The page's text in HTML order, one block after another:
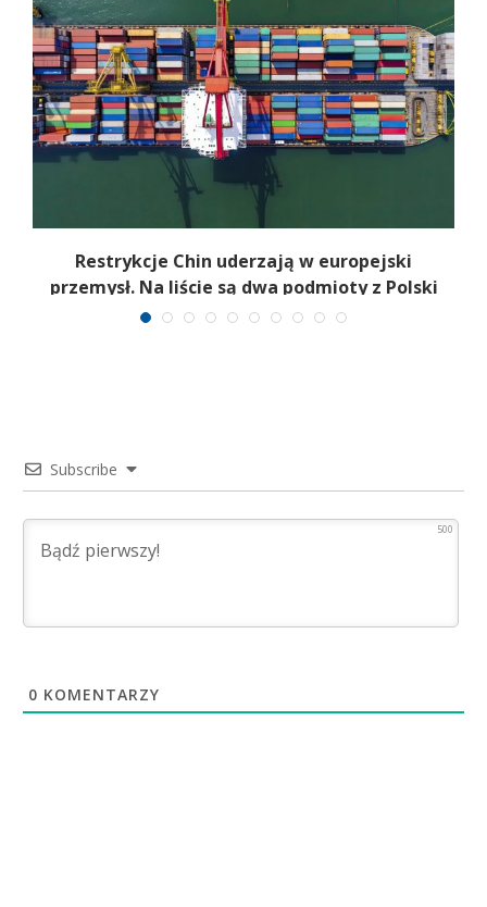
Restrykcje Chin uderzają w europejski
przemysł. Na liście są dwa podmioty z Polski
Subscribe
500
0 KOMENTARZY